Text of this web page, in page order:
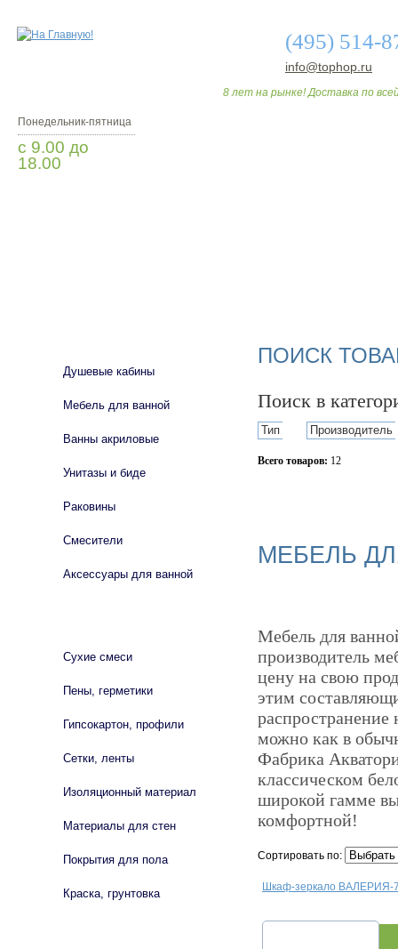
(495) 514-
info@tophop.ru
8 лет на рынке! Доставка по
Понедельник-пятница
с 9.00 до
18.00
ПОИСК
Поиск в
Тип Производитель
Всего товаров: 12
МЕБЕЛЬ
Мебель для
производитель
цену на свою
этим
распространение
можно как в
Фабрика
классическом
широкой гамме
комфортной!
Сортировать по:
Шкаф-зеркало ВАЛЕРИЯ-
Душевые кабины
Мебель для ванной
Ванны акриловые
Унитазы и биде
Раковины
Смесители
Аксессуары для ванной
Сухие смеси
Пены, герметики
Гипсокартон, профили
Сетки, ленты
Изоляционный материал
Материалы для стен
Покрытия для пола
Краска, грунтовка